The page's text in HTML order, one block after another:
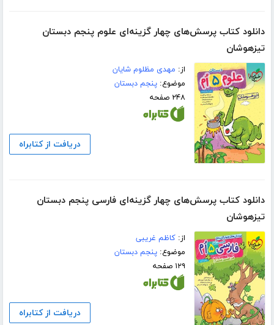
دانلود کتاب پرسش‌های چهار گزینه‌ای علوم پنجم دبستان
تیزهوشان
از: مهدی مظلوم شایان
موضوع:پنجم دبستان
۲۴۸ صفحه
دریافت از کتابراه
دانلود کتاب پرسش‌های چهار گزینه‌ای فارسی پنجم دبستان
تیزهوشان
از:کاظم غریبی
موضوع:پنجم دبستان
۱۲۹ صفحه
دریافت از کتابراه